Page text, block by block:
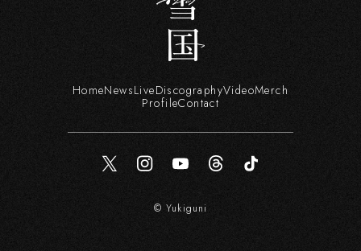
HomeNewsLiveDiscographyVideoMerch
ProfileContact
© Yukiguni